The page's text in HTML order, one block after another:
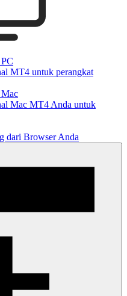
MT4 untuk perangkat
Mac MT4 Anda untuk
dari Browser Anda